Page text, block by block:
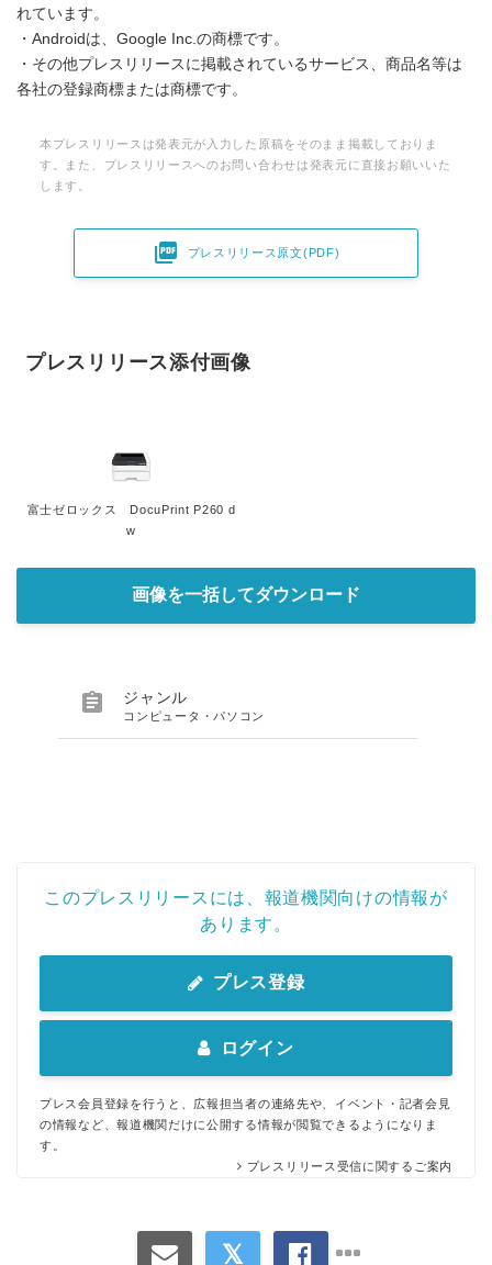
れています。
・Androidは、Google Inc.の商標です。
・その他プレスリリースに掲載されているサービス、商品名等は
各社の登録商標または商標です。
本プレスリリースは発表元が入力した原稿をそのまま掲載しておりま
す。また、プレスリリースへのお問い合わせは発表元に直接お願いいた
します。
 プレスリリース原文(PDF)
プレスリリース添付画像
富士ゼロックス DocuPrint P260 d
w
画像を一括してダウンロード
 ジャンル
コンピュータ・パソコン
このプレスリリースには、報道機関向けの情報が
あります。
プレス登録
ログイン
プレス会員登録を行うと、広報担当者の連絡先や、イベント・記者会見
の情報など、報道機関だけに公開する情報が閲覧できるようになりま
す。
プレスリリース受信に関するご案内